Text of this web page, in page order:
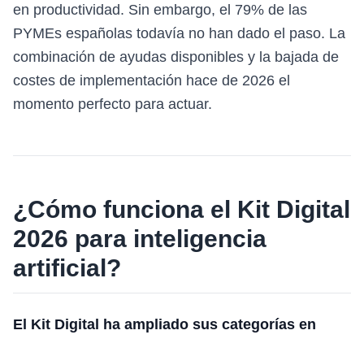
en productividad. Sin embargo, el 79% de las
PYMEs españolas todavía no han dado el paso. La
combinación de ayudas disponibles y la bajada de
costes de implementación hace de 2026 el
momento perfecto para actuar.
¿Cómo funciona el Kit Digital
2026 para inteligencia
artificial?
El Kit Digital ha ampliado sus categorías en